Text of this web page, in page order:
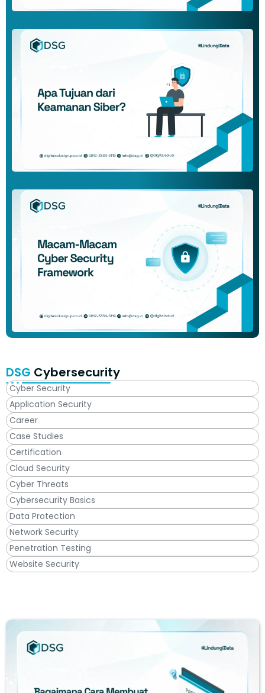
DSG Cybersecurity
Cyber Security
Application Security
Career
Case Studies
Certification
Cloud Security
Cyber Threats
Cybersecurity Basics
Data Protection
Network Security
Penetration Testing
Website Security